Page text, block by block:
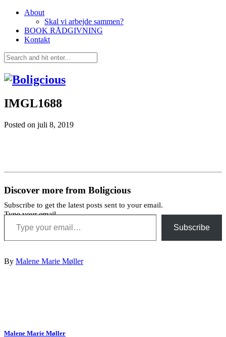
About
Skal vi arbejde sammen?
BOOK RÅDGIVNING
Kontakt
IMGL1688
Posted on juli 8, 2019
Discover more from Boligcious
Subscribe to get the latest posts sent to your email.
Type your email…
Subscribe
By Malene Marie Møller
Malene Marie Møller